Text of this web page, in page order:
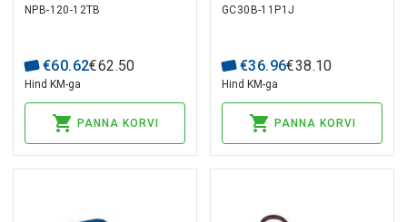
MEAN WELL
NPB-120-12TB
€60.62€62.50
Hind KM-ga
PANNA KORVI
GC30B-11P1J
€36.96€38.10
Hind KM-ga
PANNA KORVI